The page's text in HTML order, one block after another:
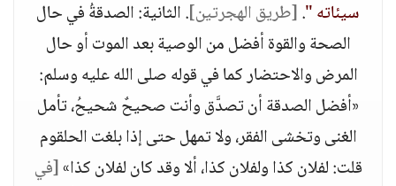
سيئاته ".[طريق الهجرتين]. الثانية: الصدقةُ في حال
الصحة والقوة أفضل من الوصية بعد الموت أو حال
المرض والاحتضار كما في قوله صلى الله عليه وسلم:
«أفضل الصدقة أن تصدَّق وأنت صحيحٌ شحيحُ، تأمل
الغنى وتخشى الفقر، ولا تمهل حتى إذا بلغت الحلقوم
قلت: لفلان كذا ولفلان كذا، ألا وقد كان لفلان كذا»[في